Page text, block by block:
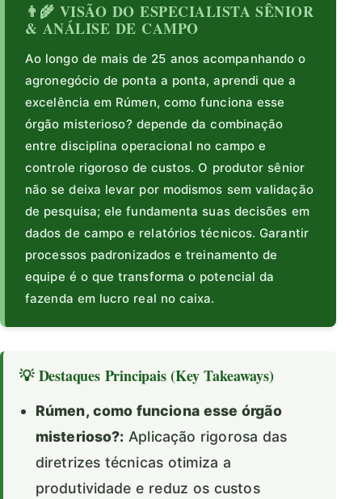
👨‍🌾 VISÃO DO ESPECIALISTA SÊNIOR
& ANÁLISE DE CAMPO
Ao longo de mais de 25 anos acompanhando o
agronegócio de ponta a ponta, aprendi que a
excelência em Rúmen, como funciona esse
órgão misterioso? depende da combinação
entre disciplina operacional no campo e
controle rigoroso de custos. O produtor sênior
não se deixa levar por modismos sem validação
de pesquisa; ele fundamenta suas decisões em
dados de campo e relatórios técnicos. Garantir
processos padronizados e treinamento de
equipe é o que transforma o potencial da
fazenda em lucro real no caixa.
💡 Destaques Principais (Key Takeaways)
Rúmen, como funciona esse órgão
misterioso?: Aplicação rigorosa das
diretrizes técnicas otimiza a
produtividade e reduz os custos